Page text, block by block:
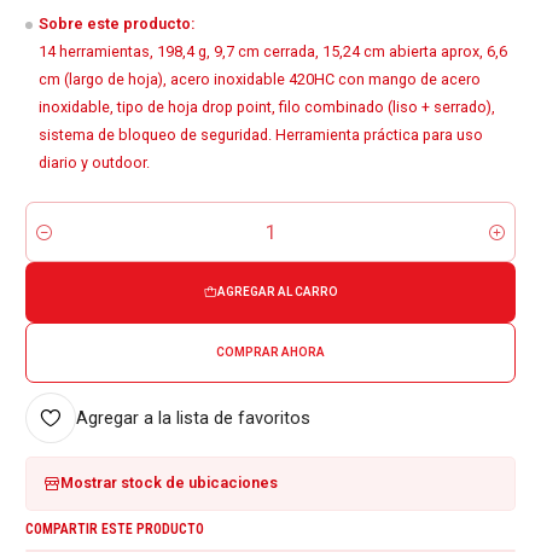
Sobre este producto:
14 herramientas, 198,4 g, 9,7 cm cerrada, 15,24 cm abierta aprox, 6,6
cm (largo de hoja), acero inoxidable 420HC con mango de acero
inoxidable, tipo de hoja drop point, filo combinado (liso + serrado),
sistema de bloqueo de seguridad. Herramienta práctica para uso
diario y outdoor.
Cantidad
AGREGAR AL CARRO
COMPRAR AHORA
Agregar a la lista de favoritos
Mostrar stock de ubicaciones
COMPARTIR ESTE PRODUCTO